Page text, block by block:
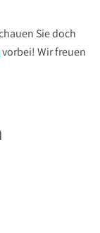
Sie doch
vorbei! Wir freuen